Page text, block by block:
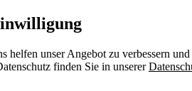
helfen unser Angebot zu verbessern
finden Sie in unserer